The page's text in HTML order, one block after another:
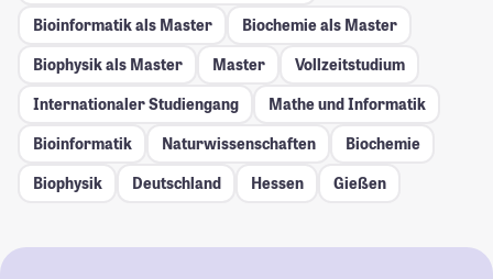
Bioinformatik als Master
Biochemie als Master
Biophysik als Master
Master
Vollzeitstudium
Internationaler Studiengang
Mathe und Informatik
Bioinformatik
Naturwissenschaften
Biochemie
Biophysik
Deutschland Hessen Gießen